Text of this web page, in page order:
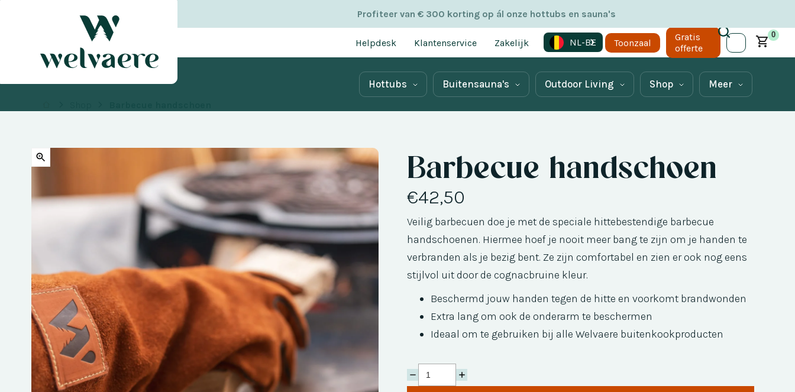
Profiteer van € 300 korting op ál onze hottubs en sauna's
Helpdesk Klantenservice Zakelijk NL-BE Toonzaal
Gratis
offerte
0
Hottubs Buitensauna's Outdoor Living Shop Meer
Barbecue handschoen
€42,50
Veilig barbecuen doe je met de speciale hittebestendige barbecue
handschoenen. Hiermee hoef je nooit meer bang te zijn om je handen te
verbranden als je bezig bent. Ze zijn comfortabel en zien er ook nog eens
stijlvol uit door de cognacbruine kleur.
Beschermd jouw handen tegen de hitte en voorkomt brandwonden
Extra lang om ook de onderarm te beschermen
Ideaal om te gebruiken bij alle Welvaere buitenkookproducten